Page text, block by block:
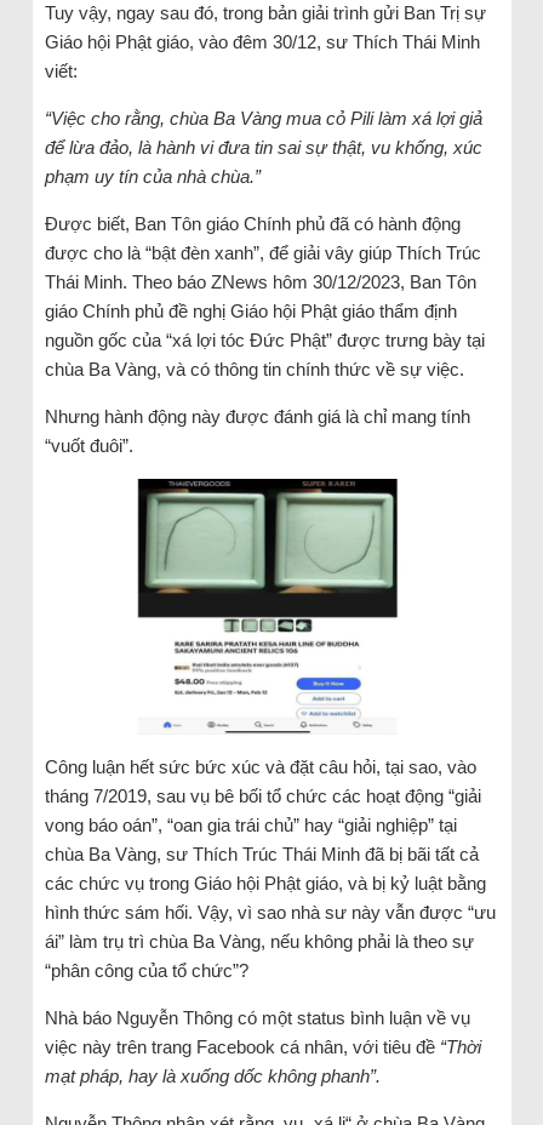
Tuy vậy, ngay sau đó, trong bản giải trình gửi Ban Trị sự
Giáo hội Phật giáo, vào đêm 30/12, sư Thích Thái Minh
viết:
“Việc cho rằng, chùa Ba Vàng mua cỏ Pili làm xá lợi giả
để lừa đảo, là hành vi đưa tin sai sự thật, vu khống, xúc
phạm uy tín của nhà chùa.”
Được biết, Ban Tôn giáo Chính phủ đã có hành động
được cho là “bật đèn xanh”, để giải vây giúp Thích Trúc
Thái Minh. Theo báo ZNews hôm 30/12/2023, Ban Tôn
giáo Chính phủ đề nghị Giáo hội Phật giáo thẩm định
nguồn gốc của “xá lợi tóc Đức Phật” được trưng bày tại
chùa Ba Vàng, và có thông tin chính thức về sự việc.
Nhưng hành động này được đánh giá là chỉ mang tính
“vuốt đuôi”.
Công luận hết sức bức xúc và đặt câu hỏi, tại sao, vào
tháng 7/2019, sau vụ bê bối tổ chức các hoạt động “giải
vong báo oán”, “oan gia trái chủ” hay “giải nghiệp” tại
chùa Ba Vàng, sư Thích Trúc Thái Minh đã bị bãi tất cả
các chức vụ trong Giáo hội Phật giáo, và bị kỷ luật bằng
hình thức sám hối. Vậy, vì sao nhà sư này vẫn được “ưu
ái” làm trụ trì chùa Ba Vàng, nếu không phải là theo sự
“phân công của tổ chức”?
Nhà báo Nguyễn Thông có một status bình luận về vụ
việc này trên trang Facebook cá nhân, với tiêu đề “Thời
mạt pháp, hay là xuống dốc không phanh”.